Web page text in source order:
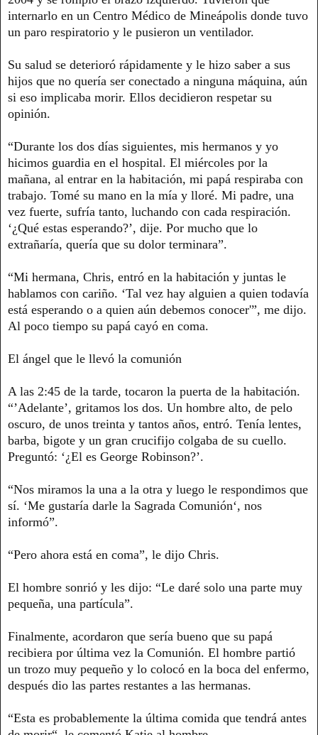
internarlo en un Centro Médico de Mineápolis​ donde tuvo
un paro respiratorio y le pusieron un ventilador.
Su salud se deterioró rápidamente y le hizo saber a sus
hijos que no quería ser conectado a ninguna máquina, aún
si eso implicaba morir. Ellos decidieron respetar su
opinión.
“Durante los dos días siguientes, mis hermanos y yo
hicimos guardia en el hospital. El miércoles por la
mañana, al entrar en la habitación, mi papá respiraba con
trabajo. Tomé su mano en la mía y lloré. Mi padre, una
vez fuerte, sufría tanto, luchando con cada respiración.
‘¿Qué estas esperando?’, dije. Por mucho que lo
extrañaría, quería que su dolor terminara”.
“Mi hermana, Chris, entró en la habitación y juntas le
hablamos con cariño. ‘Tal vez hay alguien a quien todavía
está esperando o a quien aún debemos conocer'”, me dijo.
Al poco tiempo su papá cayó en coma.
El ángel que le llevó la comunión
A las 2:45 de la tarde, tocaron la puerta de la habitación.
“’Adelante’, gritamos los dos. Un hombre alto, de pelo
oscuro, de unos treinta y tantos años, entró. Tenía lentes,
barba, bigote y un gran crucifijo colgaba de su cuello.
Preguntó: ‘¿El es George Robinson?’.
“Nos miramos la una a la otra y luego le respondimos que
sí. ‘Me gustaría darle la Sagrada Comunión‘, nos
informó”.
“Pero ahora está en coma”, le dijo Chris.
El hombre sonrió y les dijo: “Le daré solo una parte muy
pequeña, una partícula”.
Finalmente, acordaron que sería bueno que su papá
recibiera por última vez la Comunión. El hombre partió
un trozo muy pequeño y lo colocó en la boca del enfermo,
después dio las partes restantes a las hermanas.
“Esta es probablemente la última comida que tendrá antes